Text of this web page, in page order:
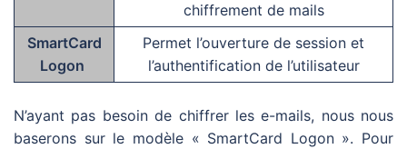
chiffrement de mails
SmartCard
Logon
Permet l’ouverture de session et
l’authentification de l’utilisateur
N’ayant pas besoin de chiffrer les e-mails, nous nous
baserons sur le modèle « SmartCard Logon ». Pour